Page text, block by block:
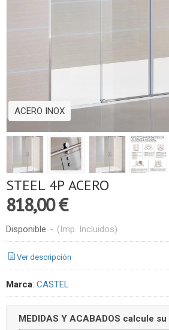
ACERO INOX
STEEL 4P ACERO
818,00 €
Disponible - (Imp. Incluidos)
Ver descripción
Marca: CASTEL
MEDIDAS Y ACABADOS calcule